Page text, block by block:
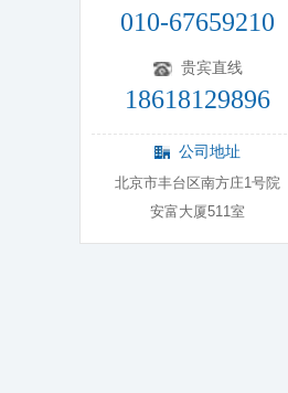
010-67659210
贵宾直线
18618129896
公司地址
北京市丰台区南方庄1号院
安富大厦511室